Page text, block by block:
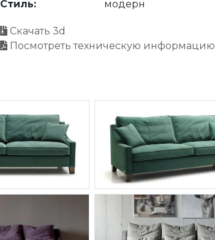
Стиль:
модерн
Скачать 3d
Посмотреть техническую информацию